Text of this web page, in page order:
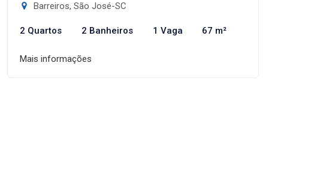
Barreiros, São José-SC
2 Quartos 2 Banheiros 1 Vaga 67 m²
Mais informações